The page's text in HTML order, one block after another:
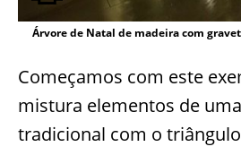
Árvore de Natal de madeira com
Começamos com este
mistura elementos de
tradicional com o